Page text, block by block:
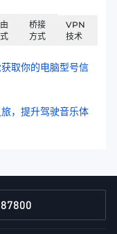
桥接
方式
VPN
技术
取你的电脑型号信
，提升驾驶音乐体